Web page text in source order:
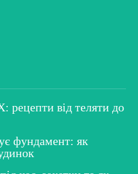
рецепти від теляти до
фундамент: як